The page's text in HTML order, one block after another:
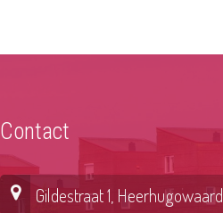
Contact
Gildestraat 1, Heerhugowaard